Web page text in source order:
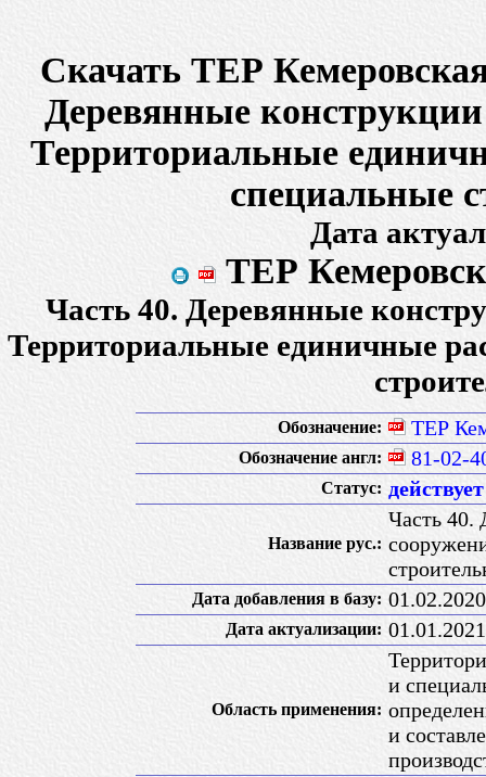
Скачать ТЕР
Деревянные
Территориальные
специальные
Дата
ТЕР
Часть 40. Деревянные
Территориальные единичные
Обозначение: ТЕР
Обозначение англ: 81-02-
Статус: действует
Название рус.:
Часть 40.
Дата добавления в базу: 01.02.2020
Дата актуализации: 01.01.2021
Область применения:
и
и